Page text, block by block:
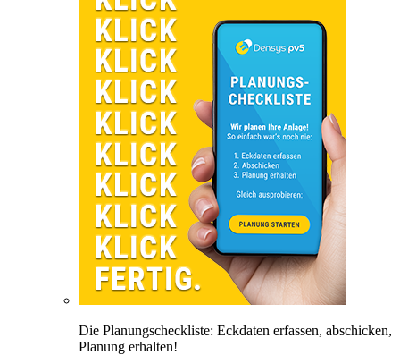
Die Planungscheckliste: Eckdaten erfassen, abschicken,
Planung erhalten!